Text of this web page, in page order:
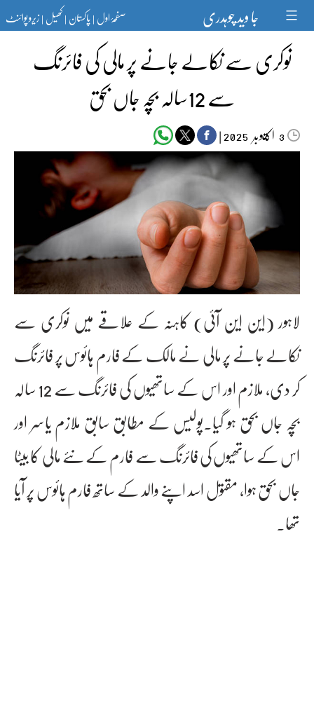
content جا وید چوہدری صفحۂ اول|پاکستان|کھیل|زیرو پوائنٹ
نوکری سے نکالے جانے پر مالی کی فائرنگ
سے 12سالہ بچہ جاں بحق
3اکتوبر‬‮ |
لاہور (این این آئی) کاہنہ کے علاقے میں نوکری سے
نکالے جانے پر مالی نے مالک کے فارم ہائوس پر فائرنگ
کر دی، ملازم اور اس کے ساتھیوں کی فائرنگ سے 12 سالہ
بچہ جاں بحق ہو گیا۔پولیس کے مطابق سابق ملازم یاسر اور
اس کے ساتھیوں کی فائرنگ سے فارم کے نئے مالی کا بیٹا
جاں بحق ہوا، مقتول اسد اپنے والد کے ساتھ فارم ہائوس پر آیا
تھا۔